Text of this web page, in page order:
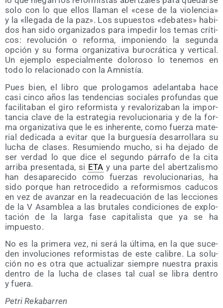
solo con lo que ellos lla­man el «cese de la vio­len­cia»
y la «lle­ga­da de la paz». Los supues­tos «deba­tes» habi­
dos han sido orga­ni­za­dos para impe­dir los temas crí­ti­
cos: revo­lu­ción o refor­ma, impo­nien­do la segun­da
opción y su for­ma orga­ni­za­ti­va buro­crá­ti­ca y ver­ti­cal.
Un ejem­plo espe­cial­men­te dolo­ro­so lo tene­mos en
todo lo rela­cio­na­do con la Amnistía.
Pues bien, el libro que pro­lo­ga­mos ade­lan­ta­ba hace
casi cin­co años las ten­den­cias socia­les pro­fun­das que
faci­li­ta­ban el giro refor­mis­ta y reva­lo­ri­za­ban la impor­
tan­cia cla­ve de la estra­te­gia revo­lu­cio­na­ria y de la for­
ma orga­ni­za­ti­va que le es inhe­ren­te, como fuer­za mate­
rial dedi­ca­da a evi­tar que la bur­gue­sía desa­rro­lla­ra su
lucha de cla­ses. Resu­mien­do mucho, si ha deja­do de
ser ver­dad lo que dice el segun­do párra­fo de la cita
arri­ba pre­sen­ta­da, si ETA y una par­te del aber­tza­lis­mo
han des­apa­re­ci­do como fuer­zas revo­lu­cio­na­rias, ha
sido por­que han retro­ce­di­do a refor­mis­mos cadu­cos
en vez de avan­zar en la reade­cua­ción de las lec­cio­nes
de la V Asam­blea a las bru­ta­les con­di­cio­nes de explo­
ta­ción de la lar­ga fase capi­ta­lis­ta que ya se ha
impuesto.
No es la pri­me­ra vez, ni será la últi­ma, en la que suce­
den invo­lu­cio­nes refor­mis­tas de este cali­bre. La solu­
ción no es otra que actua­li­zar siem­pre nues­tra pra­xis
den­tro de la lucha de cla­ses tal cual se libra den­tro
y fuera.
Petri Reka­ba­rren